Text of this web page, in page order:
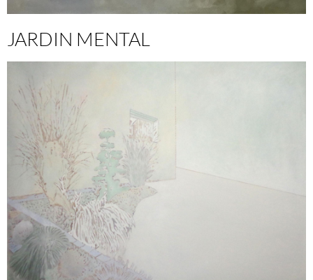
JARDIN MENTAL